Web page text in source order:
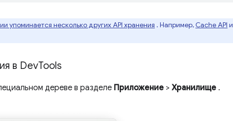
упоминается несколько других API хранения . Например, Cache API и
в DevTools
дереве в разделе Приложение > Хранилище .